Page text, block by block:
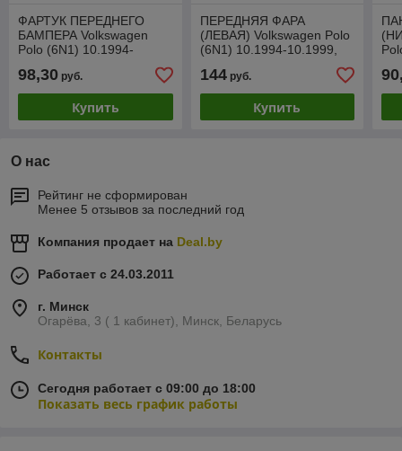
ФАРТУК ПЕРЕДНЕГО
БАМПЕРА Volkswagen
Polo (6N1) 10.1994-
10.1999, PVW02010SA(I)
98,30 руб.
Купить
ПЕРЕДНЯЯ ФАРА
(ЛЕВАЯ) Volkswagen Polo
(6N1) 10.1994-10.1999,
144руб.
Купить
О нас
Рейтинг не сформирован
Менее 5 отзывов за последний год
Компания продает на Deal.by
Работает с 24.03.2011
г. Минск
Огарёва, 3 ( 1 кабинет), Минск, Беларусь
Контакты
Сегодня работает с 09:00 до 18:00
Показать весь график работы